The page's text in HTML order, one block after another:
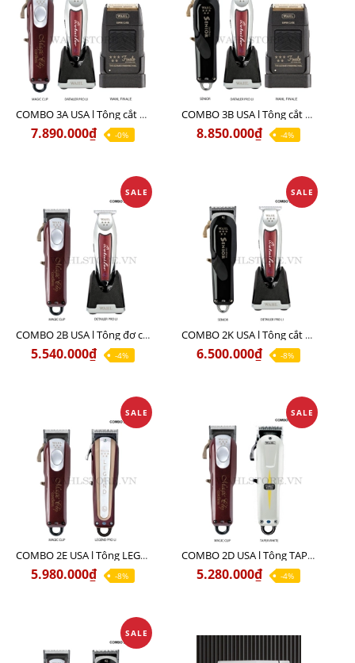
COMBO 3A USA l Tông cắt MAGIC + Tông viền DETAILER PRO LI + Cạo khô FINALE
7.890.000₫ -0%
COMBO 3B USA l Tông cắt SENIOR + Tông viền DETAILER PRO LI + Cạo khô FINALE
8.850.000₫ -4%
SALE
COMBO 2B USA l Tông đơ cắt Magic clip Red + Tông đơ viền Detailer Pro Li
5.540.000₫ -4%
SALE
COMBO 2K USA l Tông cắt SENIOR +Tông viền DETAILER PRO LI
6.500.000₫ -8%
SALE
COMBO 2E USA l Tông LEGEND PRO LI + Tông MAGIC CLIP
5.980.000₫ -8%
SALE
COMBO 2D USA l Tông TAPER WHITE + Tông MAGIC CLIP
5.280.000₫ -4%
SALE